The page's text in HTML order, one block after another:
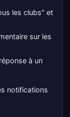
les clubs" et
sur les
à un
notifications